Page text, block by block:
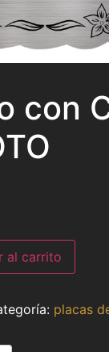
con
al carrito
placas